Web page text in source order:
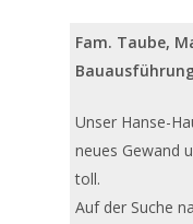
Fam. Taube,
Unser Hanse-
neues Gewand
toll.
Auf der Suche